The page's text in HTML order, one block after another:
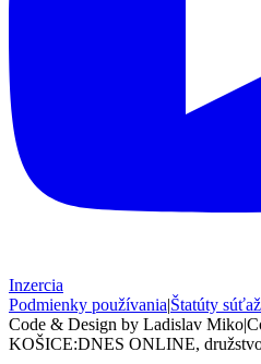
Inzercia
Podmienky používania|Štatúty
Code & Design by Ladislav Miko|
KOŠICE:DNES ONLINE,